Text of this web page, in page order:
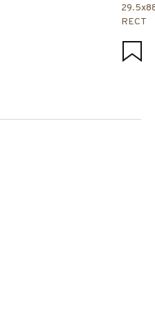
RECT